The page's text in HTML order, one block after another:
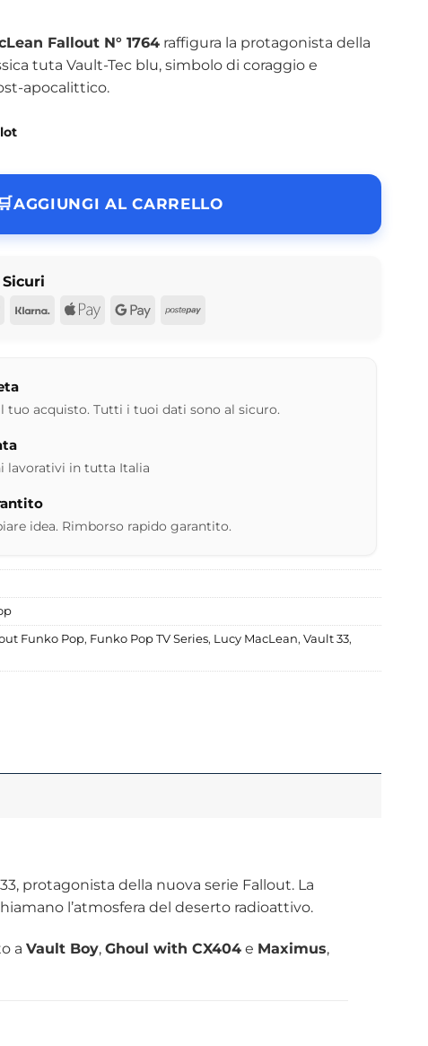
Fallout N° 1764 raffigura la protagonista della
tuta Vault-Tec blu, simbolo di coraggio e
apocalittico.
AGGIUNGI AL CARRELLO
PayPalKlarna Apple GooglePostepay
tuo acquisto. Tutti i tuoi dati sono al sicuro.
lavorativi in tutta Italia
idea. Rimborso rapido garantito.
Funko Pop, Funko Pop TV Series, Lucy MacLean, Vault 33,
protagonista della nuova serie Fallout. La
l’atmosfera del deserto radioattivo.
a Vault Boy, Ghoul with CX404e Maximus,